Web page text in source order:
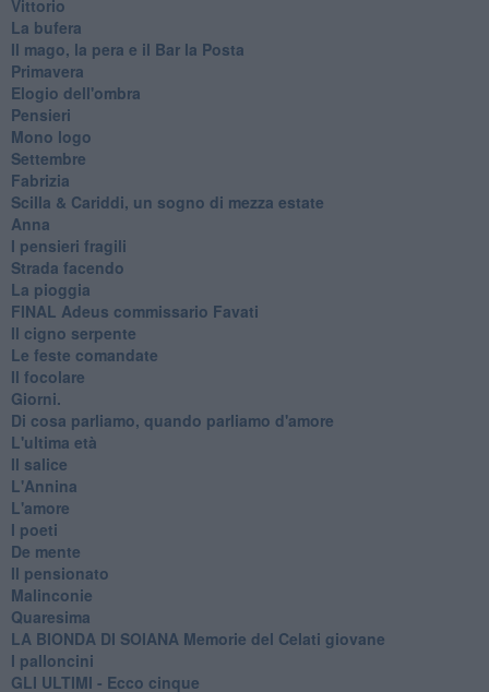
Vittorio
La bufera
Il mago, la pera e il Bar la Posta
Primavera
Elogio dell'ombra
Pensieri
Mono logo
Settembre
Fabrizia
​Scilla & Cariddi, un sogno di mezza estate
Anna
I pensieri fragili
Strada facendo
La pioggia
FINAL Adeus commissario Favati
Il cigno serpente
Le feste comandate
Il focolare
Giorni.
Di cosa parliamo, quando parliamo d'amore
L'ultima età
Il salice
L'Annina
L'amore
I poeti
De mente
Il pensionato
Malinconie
Quaresima
LA BIONDA DI SOIANA Memorie del Celati giovane
I palloncini
GLI ULTIMI - Ecco cinque